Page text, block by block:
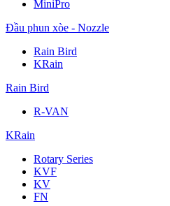
MiniPro
Đầu phun xòe - Nozzle
Rain Bird
KRain
Rain Bird
R-VAN
KRain
Rotary Series
KVF
KV
FN